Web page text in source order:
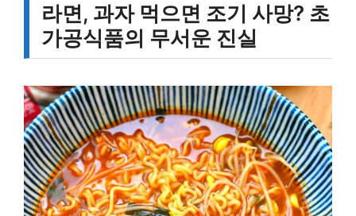
라면, 과자 먹으면 조기 사망? 초
가공식품의 무서운 진실